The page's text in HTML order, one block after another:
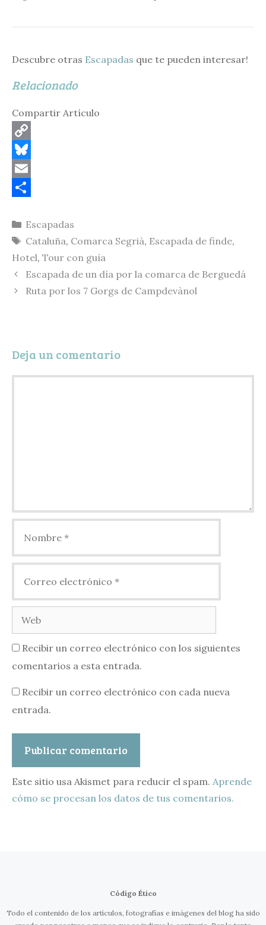
Descubre otras Escapadas que te pueden interesar!
Relacionado
Compartir Artículo
C
o
p
L
i
n
B
e
s
k
E
a
i
l
o
m
p
r
Categorías
Escapadas
Etiquetas
Cataluña, Comarca Segrià, Escapada de finde,
Hotel, Tour con guía
Escapada de un día por la comarca de Berguedá
Ruta por los 7 Gorgs de Campdevànol
Deja un comentario
electrónico
Web
Recibir un correo electrónico con los siguientes
comentarios a esta entrada.
Recibir un correo electrónico con cada nueva
entrada.
Este sitio usa Akismet para reducir el spam. Aprende
cómo se procesan los datos de tus comentarios.
Código Ético
Todo el contenido de los artículos, fotografías e imágenes del blog ha sido